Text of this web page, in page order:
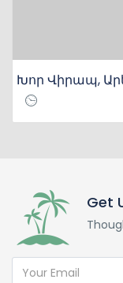
Get